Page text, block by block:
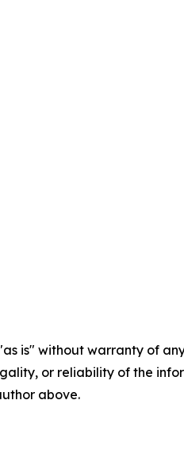
is" without warranty of
or reliability of the
above.